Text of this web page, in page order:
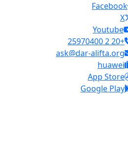
Facebook
X
Youtube
+20 2 25970400
ask@dar-alifta.org
huawei
App Store
Google Play